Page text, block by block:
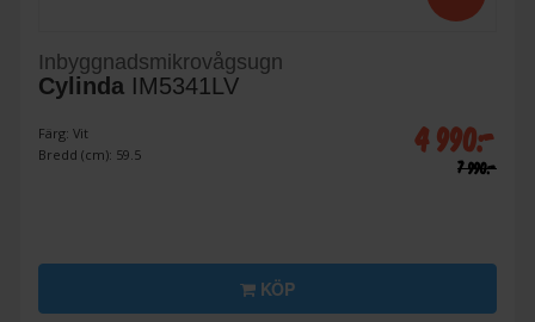
Inbyggnadsmikrovågsugn
Cylinda IM5341LV
Färg: Vit
Bredd (cm): 59.5
4 990:-
7 990:-
KÖP